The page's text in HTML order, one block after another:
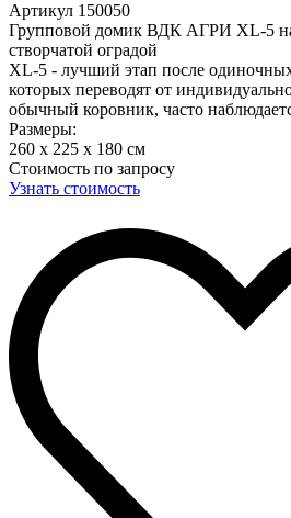
Артикул 150050
Групповой домик ВДК АГРИ XL-5 на
створчатой оградой
XL-5 - лучший этап после
которых переводят от
обычный коровник, часто
Размеры:
260 x 225 x 180 cм
Стоимость по запросу
Узнать стоимость